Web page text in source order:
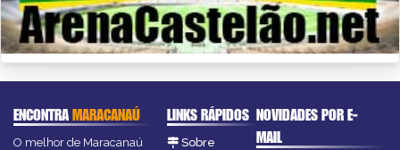
ENCONTRAMARACANAÚ
O melhor de Maracanaú
LINKS RÁPIDOS
Sobre
NOVIDADES POR E-
MAIL